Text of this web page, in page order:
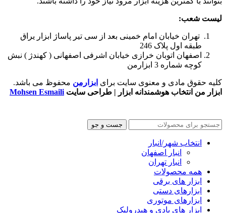
لیست شعب:
تهران خیابان امام خمینی بعد از سی تیر پاساژ ابزار یراق
طبقه اول پلاک 246
اصفهان اتوبان خرازی خیابان اشرفی اصفهانی ( کهندژ ) نبش
کوچه شماره 3 ابزارمن
کلیه حقوق مادی و معنوی سایت برای ابزارمن محفوظ می‌ باشد.
ابزار من انتخاب هوشمندانه ابزار | طراحی سایت Mohsen Esmaili
جست و جو
انتخاب شهر/انبار
انبار اصفهان
انبار تهران
همه محصولات
ابزار های برقی
ابزارهای دستی
ابزارهای موتوری
ابزار های بادی و هیدرولیک